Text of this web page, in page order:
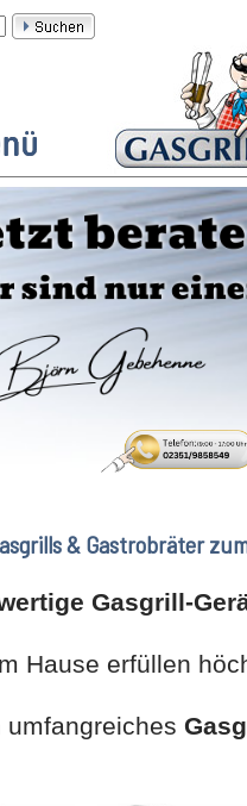
& Gastrobräter
Gasgrill-
Hause erfüllen